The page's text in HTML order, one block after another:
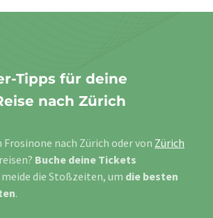
Tipps für deine
nach Zürich
nach Zürich oder von Zürich
reisen? Buche deine Tickets
die Stoßzeiten, um die besten
.